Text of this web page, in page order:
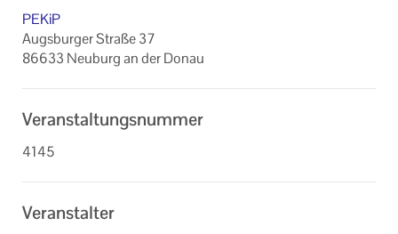
PEKiP
Augsburger Straße 37
86633 Neuburg an der Donau
Veranstaltungsnummer
4145
Veranstalter